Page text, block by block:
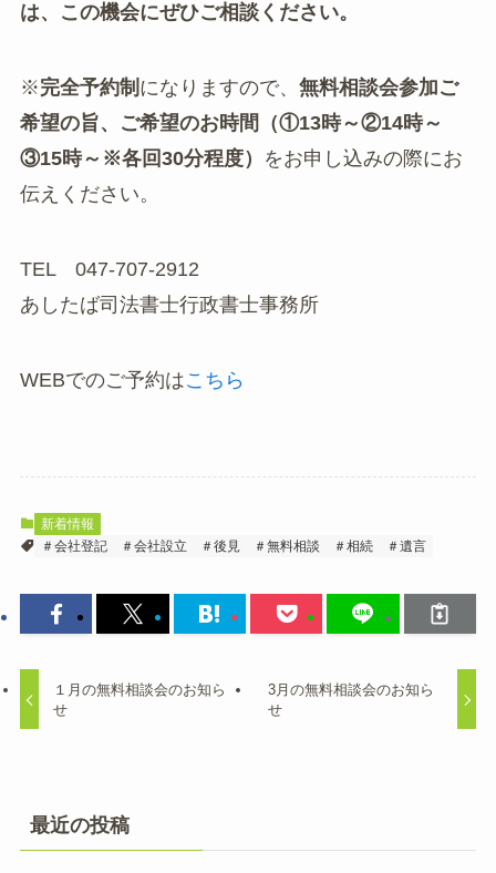
は、この機会にぜひご相談ください。
※完全予約制 になりますので、 無料相談会参加ご
希望の旨、ご希望のお時間（①13時～②14時～
③15時～※各回30分程度）
をお申し込みの際にお
伝えください。
TEL 047-707-2912
あしたば司法書士行政書士事務所
WEBでのご予約はこちら
新着情報
＃会社登記
＃会社設立 ＃後見 ＃無料相談 ＃相続 ＃遺言
１月の無料相談会のお知ら
せ
3月の無料相談会のお知ら
せ
最近の投稿